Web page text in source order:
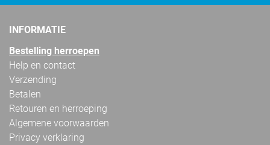
INFORMATIE
Bestelling herroepen
Help en contact
Verzending
Betalen
Retouren en herroeping
Algemene voorwaarden
Privacy verklaring